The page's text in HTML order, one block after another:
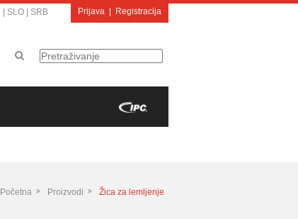
SLO SRB Prijava Registracija
Početna Proizvodi Žica za lemljenje